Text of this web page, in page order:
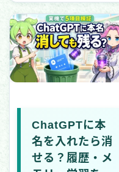
ティ・デジタル安
ChatGPTに本
名を入れたら消
せる？履歴・メ